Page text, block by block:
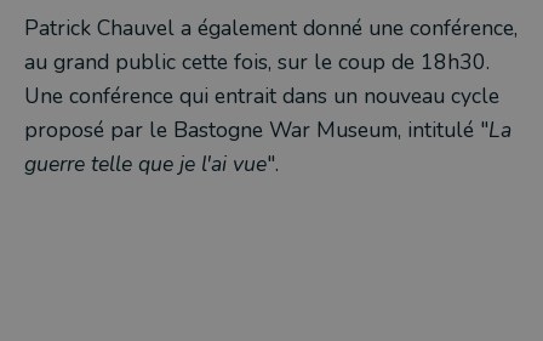
Patrick Chauvel a également donné une conférence,
au grand public cette fois, sur le coup de 18h30.
Une conférence qui entrait dans un nouveau cycle
proposé par le Bastogne War Museum, intitulé "La
guerre telle que je l'ai vue".